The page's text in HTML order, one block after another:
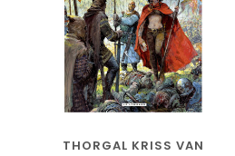
THORGAL KRISS VAN